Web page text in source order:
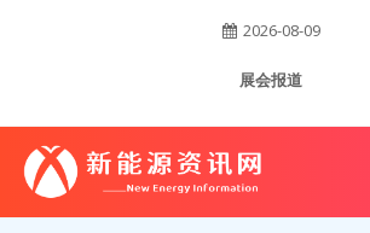
2026-08-09
展会报道